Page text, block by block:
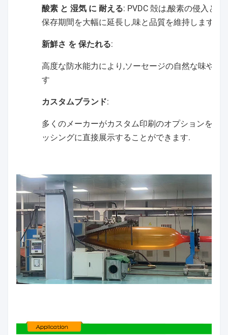
酸素 と 湿気 に 耐える: PVDC 殻は,酸素の侵入と
保存期間を大幅に延長し,味と品質を維持します.
新鮮さ を 保たれる:
高度な防水能力により,ソーセージの自然な味や質
す
カスタムブランド:
多くのメーカーがカスタム印刷のオプションを提
ッシングに直接展示することができます.